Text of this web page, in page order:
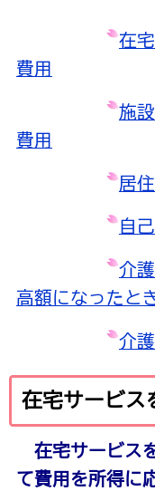
在
費用
施
費用
居
自
介
高額になったと
介
在宅サービス
在宅サービス
て費用を所得に